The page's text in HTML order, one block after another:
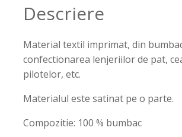
Descriere
Material textil imprimat, din
confectionarea lenjeriilor de pat,
pilotelor, etc.
Materialul este satinat pe o parte.
Compozitie: 100 % bumbac